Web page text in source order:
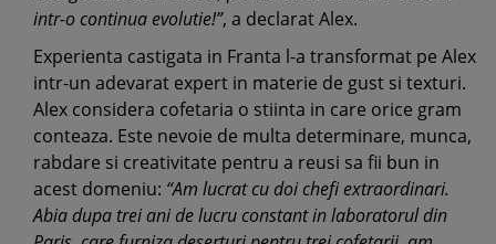
intr-o continua evolutie!”, a declarat Alex.
Experienta castigata in Franta l-a transformat pe Alex
intr-un adevarat expert in materie de gust si texturi.
Alex considera cofetaria o stiinta in care orice gram
conteaza. Este nevoie de multa determinare, munca,
rabdare si creativitate pentru a reusi sa fii bun in
acest domeniu: “Am lucrat cu doi chefi extraordinari.
Abia dupa trei ani de lucru constant in laboratorul din